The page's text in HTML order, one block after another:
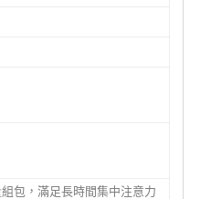
包，滿足長時間集中注意力